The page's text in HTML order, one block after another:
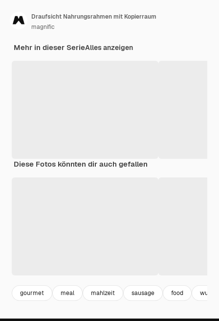
Draufsicht Nahrungsrahmen mit Kopierraum
magnific
Mehr in dieser SerieAlles anzeigen
Diese Fotos könnten dir auch gefallen
gourmet meal mahlzeit sausage food wurst